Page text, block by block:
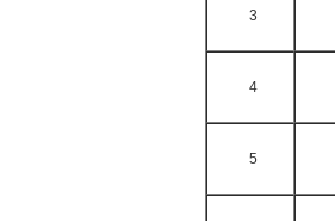
3
4
5